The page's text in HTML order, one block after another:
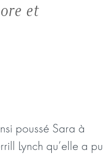
et
poussé Sara à
Lynch qu’elle a pu